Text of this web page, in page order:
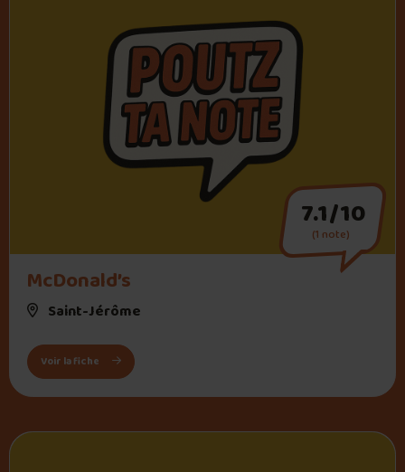
McDonald’s
Saint-Jérôme
7.1/10
(1 note)
Voir la fiche : McDonald’s